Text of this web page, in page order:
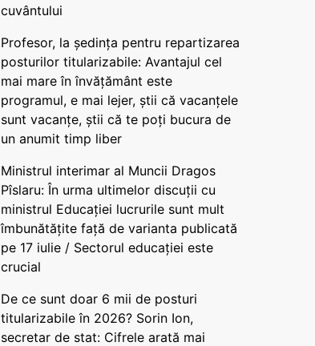
cuvântului
Profesor, la ședința pentru repartizarea
posturilor titularizabile: Avantajul cel
mai mare în învățământ este
programul, e mai lejer, știi că vacanțele
sunt vacanţe, știi că te poți bucura de
un anumit timp liber
Ministrul interimar al Muncii Dragos
Pîslaru: În urma ultimelor discuții cu
ministrul Educației lucrurile sunt mult
îmbunătățite față de varianta publicată
pe 17 iulie / Sectorul educației este
crucial
De ce sunt doar 6 mii de posturi
titularizabile în 2026? Sorin Ion,
secretar de stat: Cifrele arată mai